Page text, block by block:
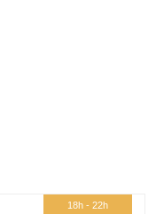
18h - 22h